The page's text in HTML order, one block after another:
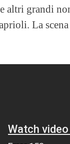
altri grandi
La